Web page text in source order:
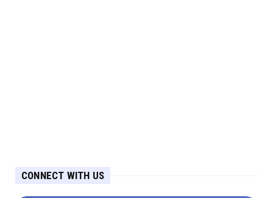
CONNECT WITH US